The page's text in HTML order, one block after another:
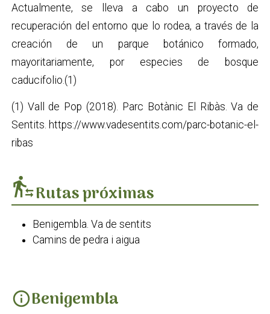
Actualmente, se lleva a cabo un proyecto de
recuperación del entorno que lo rodea, a través de la
creación de un parque botánico formado,
mayoritariamente, por especies de bosque
caducifolio.(1)
(1) Vall de Pop (2018). Parc Botànic El Ribàs. Va de
Sentits. https://www.vadesentits.com/parc-botanic-el-
ribas
transfer_within_a_stationRutas próximas
Benigembla. Va de sentits
Camins de pedra i aigua
infoBenigembla